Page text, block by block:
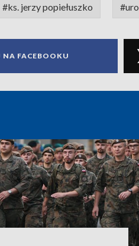
#ks. jerzy popiełuszko
NA FACEBOOKU